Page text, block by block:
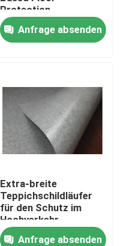
Protection
Anfrage absenden
Extra-breite
Teppichschildläufer
für den Schutz im
Hochverkehr
Anfrage absenden